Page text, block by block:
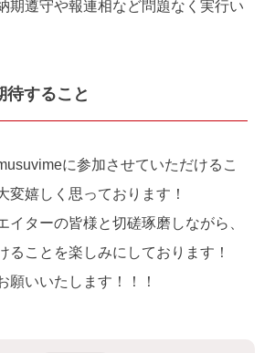
期遵守や報連相など問題なく実行い
すること
に参加させていただけるこ
変嬉しく思っております！
イターの皆様と切磋琢磨しながら、
ることを楽しみにしております！
願いいたします！！！